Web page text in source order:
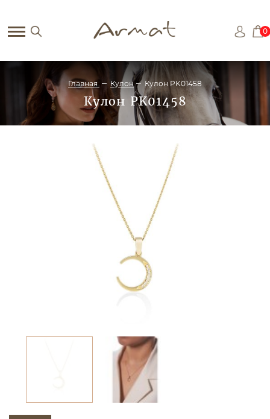
0
Главная Кулон Кулон PK01458
Кулон PK01458